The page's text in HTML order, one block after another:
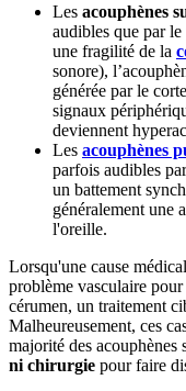
Les acouphènes
audibles que par
une fragilité de la
sonore),
générée par le
signaux
deviennent
Les acouphènes
parfois audibles
un battement
généralement une
l'oreille.
Lorsqu'une cause
problème vasculaire
cérumen, un traitement
Malheureusement, ces
majorité des acouphènes
ni chirurgie pour faire